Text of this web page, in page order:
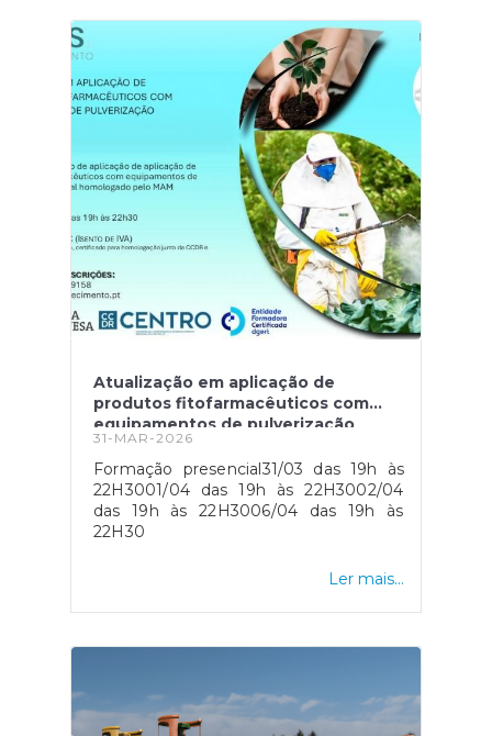
Atualização em aplicação de
produtos fitofarmacêuticos com
equipamentos de pulverização
31-MAR-2026
Formação presencial31/03 das 19h às
22H3001/04 das 19h às 22H3002/04
das 19h às 22H3006/04 das 19h às
22H30
Ler mais...